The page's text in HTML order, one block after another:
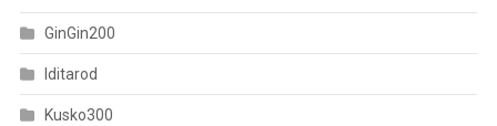
GinGin200
Iditarod
Kusko300